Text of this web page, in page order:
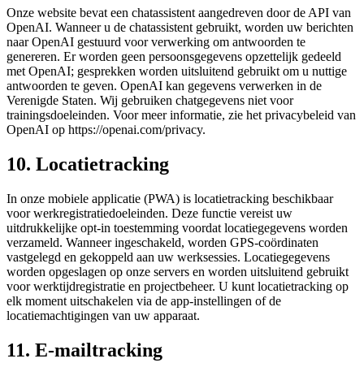
Onze website bevat een chatassistent aangedreven door de API van
OpenAI. Wanneer u de chatassistent gebruikt, worden uw berichten
naar OpenAI gestuurd voor verwerking om antwoorden te
genereren. Er worden geen persoonsgegevens opzettelijk gedeeld
met OpenAI; gesprekken worden uitsluitend gebruikt om u nuttige
antwoorden te geven. OpenAI kan gegevens verwerken in de
Verenigde Staten. Wij gebruiken chatgegevens niet voor
trainingsdoeleinden. Voor meer informatie, zie het privacybeleid van
OpenAI op https://openai.com/privacy.
10. Locatietracking
In onze mobiele applicatie (PWA) is locatietracking beschikbaar
voor werkregistratiedoeleinden. Deze functie vereist uw
uitdrukkelijke opt-in toestemming voordat locatiegegevens worden
verzameld. Wanneer ingeschakeld, worden GPS-coördinaten
vastgelegd en gekoppeld aan uw werksessies. Locatiegegevens
worden opgeslagen op onze servers en worden uitsluitend gebruikt
voor werktijdregistratie en projectbeheer. U kunt locatietracking op
elk moment uitschakelen via de app-instellingen of de
locatiemachtigingen van uw apparaat.
11. E-mailtracking